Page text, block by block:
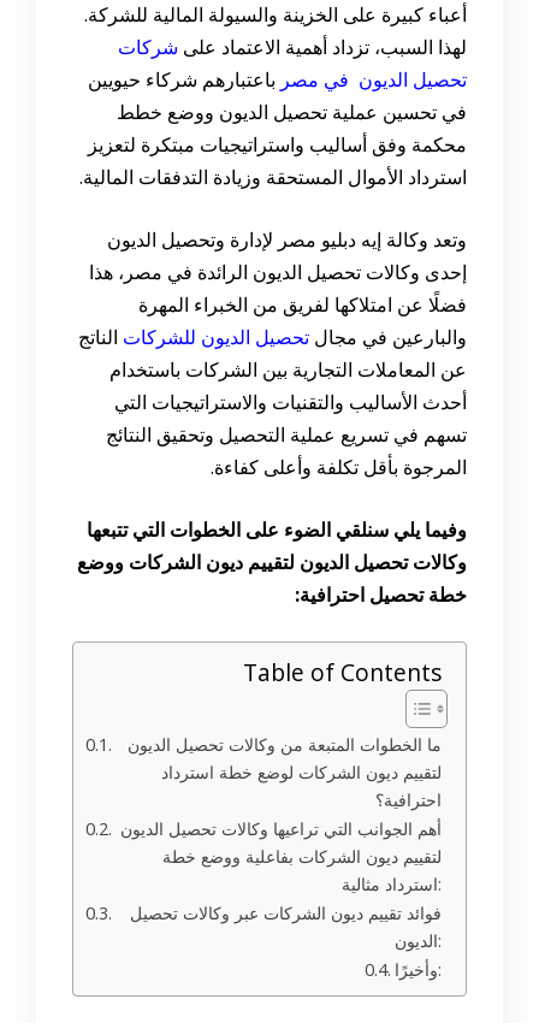
أعباء كبيرة على الخزينة والسيولة المالية للشركة.
لهذا السبب، تزداد أهمية الاعتماد على شركات
تحصيل الديون في مصر باعتبارهم شركاء حيويين
في تحسين عملية تحصيل الديون ووضع خطط
محكمة وفق أساليب واستراتيجيات مبتكرة لتعزيز
استرداد الأموال المستحقة وزيادة التدفقات المالية.
وتعد وكالة إيه دبليو مصر لإدارة وتحصيل الديون
إحدى وكالات تحصيل الديون الرائدة في مصر، هذا
فضلًا عن امتلاكها لفريق من الخبراء المهرة
والبارعين في مجال تحصيل الديون للشركات الناتج
عن المعاملات التجارية بين الشركات باستخدام
أحدث الأساليب والتقنيات والاستراتيجيات التي
تسهم في تسريع عملية التحصيل وتحقيق النتائج
المرجوة بأقل تكلفة وأعلى كفاءة.
وفيما يلي سنلقي الضوء على الخطوات التي تتبعها
وكالات تحصيل الديون لتقييم ديون الشركات ووضع
خطة تحصيل احترافية:
Table of Contents
ما الخطوات المتبعة من وكالات تحصيل الديون
لتقييم ديون الشركات لوضع خطة استرداد
احترافية؟
أهم الجوانب التي تراعيها وكالات تحصيل الديون
لتقييم ديون الشركات بفاعلية ووضع خطة
استرداد مثالية:
فوائد تقييم ديون الشركات عبر وكالات تحصيل
الديون:
وأخيرًا: